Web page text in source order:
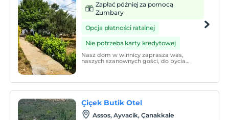
Zapłać później za pomocą
Zumbary
Opcja płatności ratalnej
Nie potrzeba karty kredytowej
Nasz dom w winnicy zaprasza was,
naszych szanownych gości, do bycia
Çiçek Butik Otel
Assos, Ayvacik, Çanakkale